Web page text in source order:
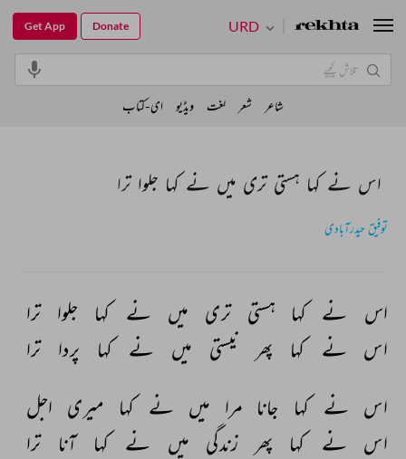
اس نے کہا ہستی تری میں نے کہا جلوا ترا
توفیق حیدرآبادی
اس نے کہا ہستی تری میں نے کہا جلوا ترا
اس
نے کہا پھر نیستی میں نے کہا پردا ترا
اس نے کہا جانا مرا میں نے کہا میری اجل
اس
نے کہا پھر زندگی میں نے کہا آنا ترا
URD
Get App Donate
شاعر شعر لغت ویڈیو ای-کتاب